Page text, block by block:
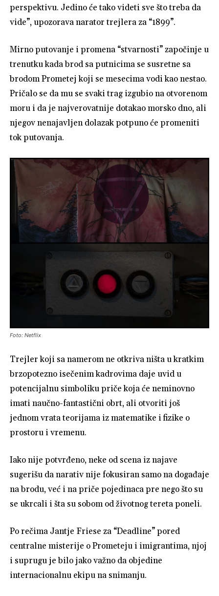
perspektivu. Jedino će tako videti sve što treba da
vide”, upozorava narator trejlera za “1899”.
Mirno putovanje i promena “stvarnosti” započinje u
trenutku kada brod sa putnicima se susretne sa
brodom Prometej koji se mesecima vodi kao nestao.
Pričalo se da mu se svaki trag izgubio na otvorenom
moru i da je najverovatnije dotakao morsko dno, ali
njegov nenajavljen dolazak potpuno će promeniti
tok putovanja.
Foto: Netflix
Trejler koji sa namerom ne otkriva ništa u kratkim
brzopotezno isečenim kadrovima daje uvid u
potencijalnu simboliku priče koja će neminovno
imati naučno-fantastični obrt, ali otvoriti još
jednom vrata teorijama iz matematike i fizike o
prostoru i vremenu.
Iako nije potvrđeno, neke od scena iz najave
sugerišu da narativ nije fokusiran samo na događaje
na brodu, već i na priče pojedinaca pre nego što su
se ukrcali i šta su sobom od životnog tereta poneli.
Po rečima Jantje Friese za “Deadline” pored
centralne misterije o Prometeju i imigrantima, njoj
i suprugu je bilo jako važno da objedine
internacionalnu ekipu na snimanju.